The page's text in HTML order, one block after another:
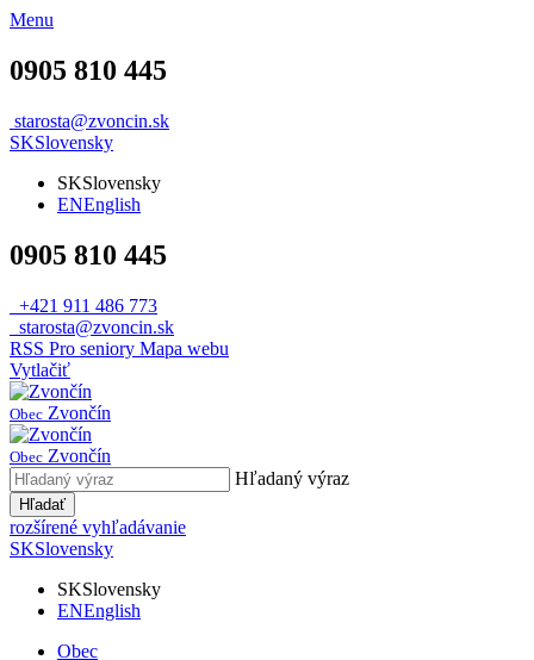
Menu
0905 810 445
starosta@zvoncin.sk
SKSlovensky
SKSlovensky
ENEnglish
0905 810 445
+421 911 486 773
starosta@zvoncin.sk
RSS Pro seniory Mapa webu
Vytlačiť
Obec Zvončín
Obec Zvončín
Hľadaný výraz
Hľadať
rozšírené vyhľadávanie
SKSlovensky
SKSlovensky
ENEnglish
Obec